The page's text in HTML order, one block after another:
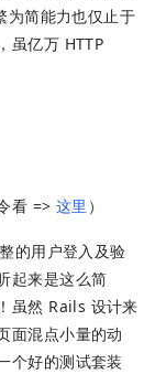
为简能力也仅止于
虽亿万 HTTP
看 => 这里 ）
的用户登入及验
起来是这么简
虽然 Rails 设计来
面混点小量的动
个好的测试套装